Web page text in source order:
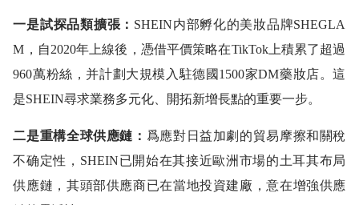
一是試探品類擴張： SHEIN内部孵化的美妝品牌SHEGLA
M，自2020年上線後，憑借平價策略在TikTok上積累了超過
960萬粉絲，并計劃大規模入駐德國1500家DM藥妝店。這
是SHEIN尋求業務多元化、開拓新增長點的重要一步。
二是重構全球供應鏈： 爲應對日益加劇的貿易摩擦和關稅
不确定性，SHEIN已開始在其接近歐洲市場的土耳其布局
供應鏈，其頭部供應商已在當地投資建廠，意在增強供應